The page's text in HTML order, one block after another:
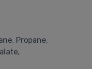
Propane,